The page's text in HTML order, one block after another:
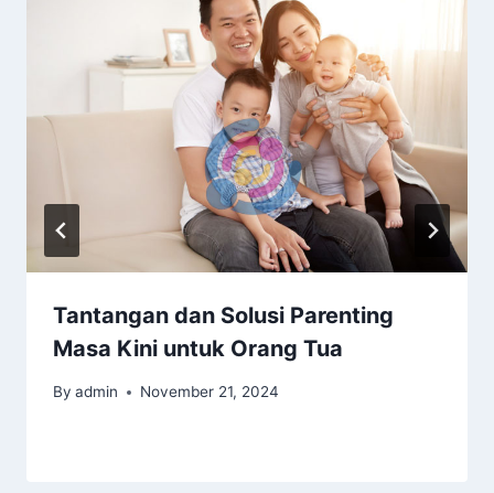
Tantangan dan Solusi Parenting
Masa Kini untuk Orang Tua
By admin November 21, 2024